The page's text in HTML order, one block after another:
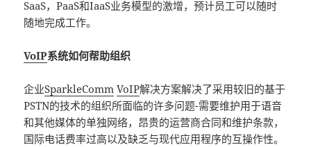
SaaS，PaaS和IaaS业务模型的激增，预计员工可以随时
随地完成工作。
VoIP系统如何帮助组织
企业SparkleComm VoIP解决方案解决了采用较旧的基于
PSTN的技术的组织所面临的许多问题-需要维护用于语音
和其他媒体的单独网络，昂贵的运营商合同和维护条款，
国际电话费率过高以及缺乏与现代应用程序的互操作性。